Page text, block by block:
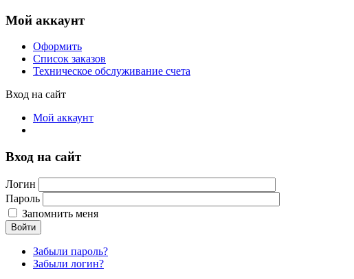
Мой аккаунт
Оформить
Список заказов
Техническое обслуживание счета
Вход на сайт
Мой аккаунт
Вход на сайт
Логин
Пароль
Запомнить меня
Войти
Забыли пароль?
Забыли логин?